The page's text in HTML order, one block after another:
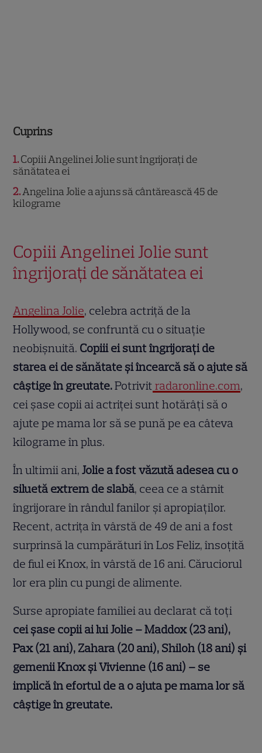
Cuprins
1 Copiii Angelinei Jolie sunt îngrijorați de
sănătatea ei
2 Angelina Jolie a ajuns să cântărească 45 de
kilograme
Copiii Angelinei Jolie sunt
îngrijorați de sănătatea ei
Angelina Jolie, celebra actriță de la
Hollywood, se confruntă cu o situație
neobișnuită. Copiii ei sunt îngrijorați de
starea ei de sănătate și încearcă să o ajute să
câștige în greutate.Potrivit radaronline.com,
cei șase copii ai actriței sunt hotărâți să o
ajute pe mama lor să se pună pe ea câteva
kilograme în plus.
În ultimii ani,Jolie a fost văzută adesea cu o
siluetă extrem de slabă, ceea ce a stârnit
îngrijorare în rândul fanilor și apropiaților.
Recent, actrița în vârstă de 49 de ani a fost
surprinsă la cumpărături în Los Feliz, însoțită
de fiul ei Knox, în vârstă de 16 ani. Căruciorul
lor era plin cu pungi de alimente.
Surse apropiate familiei au declarat că toți
cei șase copii ai lui Jolie – Maddox (23 ani),
Pax (21 ani), Zahara (20 ani), Shiloh (18 ani) și
gemenii Knox și Vivienne (16 ani) – se
implică în efortul de a o ajuta pe mama lor să
câștige în greutate.